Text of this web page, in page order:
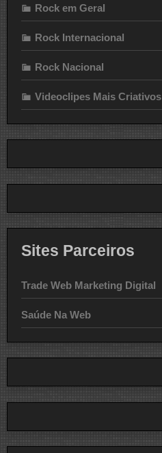
Rock em Geral
Rock Internacional
Rock Nacional
Videoclipes Mais Criativos
Sites Parceiros
Trade Web Marketing Digital
Saúde Na Web